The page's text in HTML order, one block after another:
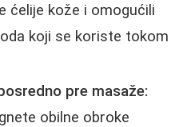
ćelije kože i omogućili
koji se koriste tokom
pre masaže:
obilne obroke